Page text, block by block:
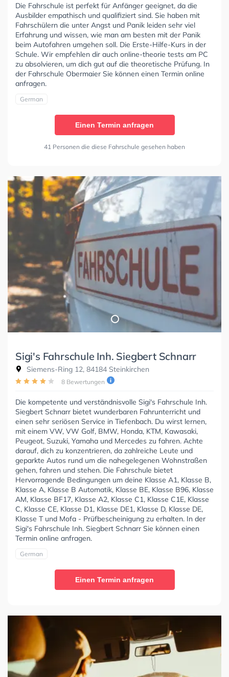
Die Fahrschule ist perfekt für Anfänger geeignet, da die
Ausbilder empathisch und qualifiziert sind. Sie haben mit
Fahrschülern die unter Angst und Panik leiden sehr viel
Erfahrung und wissen, wie man am besten mit der Panik
beim Autofahren umgehen soll. Die Erste-Hilfe-Kurs in der
Schule. Wir empfehlen dir auch online-theorie tests am PC
zu absolvieren, um dich gut auf die theoretische Prüfung. In
der Fahrschule Obermaier Sie können einen Termin online
anfragen.
German
Einen Termin anfragen
41 Personen die diese Fahrschule gesehen haben
Sigi's Fahrschule Inh. Siegbert Schnarr
Siemens-Ring 12, 84184 Steinkirchen
8 Bewertungen
Die kompetente und verständnisvolle Sigi's Fahrschule Inh.
Siegbert Schnarr bietet wunderbaren Fahrunterricht und
einen sehr seriösen Service in Tiefenbach. Du wirst lernen,
mit einem VW, VW Golf, BMW, Honda, KTM, Kawasaki,
Peugeot, Suzuki, Yamaha und Mercedes zu fahren. Achte
darauf, dich zu konzentrieren, da zahlreiche Leute und
geparkte Autos rund um die nahegelegenen Wohnstraßen
gehen, fahren und stehen. Die Fahrschule bietet
Hervorragende Bedingungen um deine Klasse A1, Klasse B,
Klasse A, Klasse B Automatik, Klasse BE, Klasse B96, Klasse
AM, Klasse BF17, Klasse A2, Klasse C1, Klasse C1E, Klasse
C, Klasse CE, Klasse D1, Klasse DE1, Klasse D, Klasse DE,
Klasse T und Mofa - Prüfbescheinigung zu erhalten. In der
Sigi's Fahrschule Inh. Siegbert Schnarr Sie können einen
Termin online anfragen.
German
Einen Termin anfragen